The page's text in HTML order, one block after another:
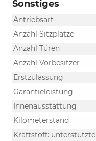
Sonstiges
Antriebsart
Anzahl Sitzplätze
Anzahl Türen
Anzahl Vorbesitzer
Erstzulassung
Garantieleistung
Innenausstattung
Kilometerstand
Kraftstoff: unterstützte